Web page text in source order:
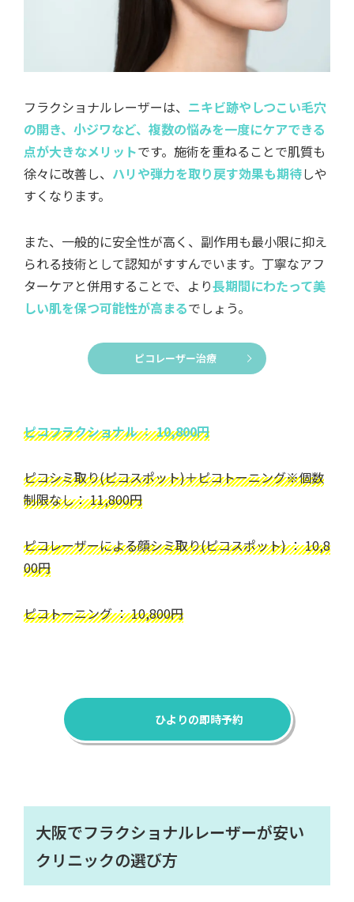
フラクショナルレーザーは、 ニキビ跡やしつこい毛穴
の開き、小ジワなど、複数の悩みを一度にケアできる
点が大きなメリットです。施術を重ねることで肌質も
徐々に改善し、 ハリや弾力を取り戻す効果も期待しや
すくなります。
また、一般的に安全性が高く、副作用も最小限に抑え
られる技術として認知がすすんでいます。丁寧なアフ
ターケアと併用することで、より長期間にわたって美
しい肌を保つ可能性が高まるでしょう。
ピコレーザー治療
ピコフラクショナル ： 10,800円
ピコシミ取り(ピコスポット)＋ピコトーニング※個数
制限なし： 11,800円
ピコレーザーによる顔シミ取り(ピコスポット) ： 10,8
00円
ピコトーニング ： 10,800円
ひよりの即時予約
大阪でフラクショナルレーザーが安い
クリニックの選び方